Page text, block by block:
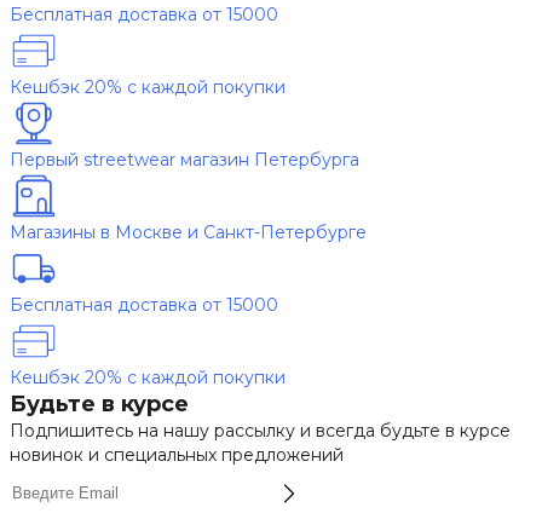
Бесплатная доставка от 15000
Кешбэк 20% с каждой покупки
Первый streetwear магазин Петербурга
Магазины в Москве и Санкт-Петербурге
Бесплатная доставка от 15000
Кешбэк 20% с каждой покупки
Будьте в курсе
Подпишитесь на нашу рассылку и всегда будьте в курсе
новинок и специальных предложений